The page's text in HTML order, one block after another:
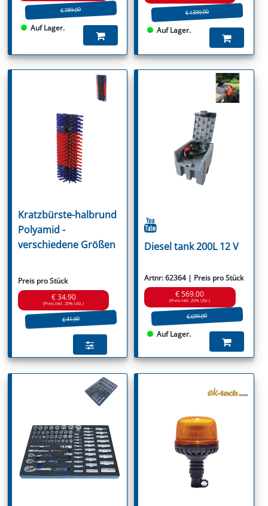
€ 789.00
Auf Lager.
€ 1399.00
Auf Lager.
Kratzbürste-halbrund
Polyamid -
verschiedene Größen
Preis pro Stück
€ 34.90
(Preis inkl. 20% USt.)
€ 41.90
Diesel tank 200L 12 V
Artnr: 62364 | Preis pro Stück
€ 569.00
(Preis inkl. 20% USt.)
€ 699.00
Auf Lager.